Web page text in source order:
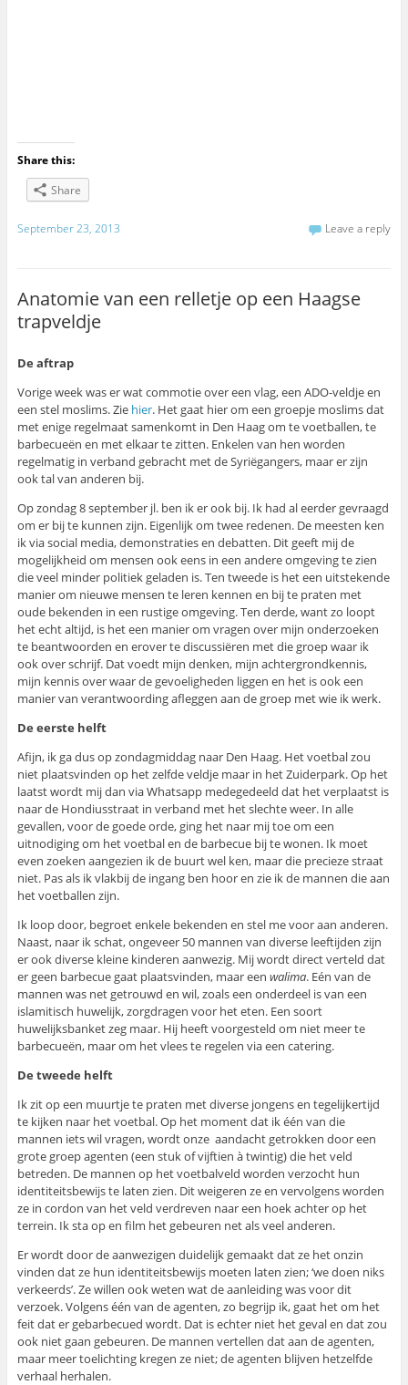
Share this:
Share
September 23, 2013 Leave a reply
Anatomie van een relletje op een Haagse
trapveldje
De aftrap
Vorige week was er wat commotie over een vlag, een ADO-veldje en
een stel moslims. Zie hier. Het gaat hier om een groepje moslims dat
met enige regelmaat samenkomt in Den Haag om te voetballen, te
barbecueën en met elkaar te zitten. Enkelen van hen worden
regelmatig in verband gebracht met de Syriëgangers, maar er zijn
ook tal van anderen bij.
Op zondag 8 september jl. ben ik er ook bij. Ik had al eerder gevraagd
om er bij te kunnen zijn. Eigenlijk om twee redenen. De meesten ken
ik via social media, demonstraties en debatten. Dit geeft mij de
mogelijkheid om mensen ook eens in een andere omgeving te zien
die veel minder politiek geladen is. Ten tweede is het een uitstekende
manier om nieuwe mensen te leren kennen en bij te praten met
oude bekenden in een rustige omgeving. Ten derde, want zo loopt
het echt altijd, is het een manier om vragen over mijn onderzoeken
te beantwoorden en erover te discussiëren met die groep waar ik
ook over schrijf. Dat voedt mijn denken, mijn achtergrondkennis,
mijn kennis over waar de gevoeligheden liggen en het is ook een
manier van verantwoording afleggen aan de groep met wie ik werk.
De eerste helft
Afijn, ik ga dus op zondagmiddag naar Den Haag. Het voetbal zou
niet plaatsvinden op het zelfde veldje maar in het Zuiderpark. Op het
laatst wordt mij dan via Whatsapp medegedeeld dat het verplaatst is
naar de Hondiusstraat in verband met het slechte weer. In alle
gevallen, voor de goede orde, ging het naar mij toe om een
uitnodiging om het voetbal en de barbecue bij te wonen. Ik moet
even zoeken aangezien ik de buurt wel ken, maar die precieze straat
niet. Pas als ik vlakbij de ingang ben hoor en zie ik de mannen die aan
het voetballen zijn.
Ik loop door, begroet enkele bekenden en stel me voor aan anderen.
Naast, naar ik schat, ongeveer 50 mannen van diverse leeftijden zijn
er ook diverse kleine kinderen aanwezig. Mij wordt direct verteld dat
er geen barbecue gaat plaatsvinden, maar een walima. Eén van de
mannen was net getrouwd en wil, zoals een onderdeel is van een
islamitisch huwelijk, zorgdragen voor het eten. Een soort
huwelijksbanket zeg maar. Hij heeft voorgesteld om niet meer te
barbecueën, maar om het vlees te regelen via een catering.
De tweede helft
Ik zit op een muurtje te praten met diverse jongens en tegelijkertijd
te kijken naar het voetbal. Op het moment dat ik één van die
mannen iets wil vragen, wordt onze aandacht getrokken door een
grote groep agenten (een stuk of vijftien à twintig) die het veld
betreden. De mannen op het voetbalveld worden verzocht hun
identiteitsbewijs te laten zien. Dit weigeren ze en vervolgens worden
ze in cordon van het veld verdreven naar een hoek achter op het
terrein. Ik sta op en film het gebeuren net als veel anderen.
Er wordt door de aanwezigen duidelijk gemaakt dat ze het onzin
vinden dat ze hun identiteitsbewijs moeten laten zien; ‘we doen niks
verkeerds’. Ze willen ook weten wat de aanleiding was voor dit
verzoek. Volgens één van de agenten, zo begrijp ik, gaat het om het
feit dat er gebarbecued wordt. Dat is echter niet het geval en dat zou
ook niet gaan gebeuren. De mannen vertellen dat aan de agenten,
maar meer toelichting kregen ze niet; de agenten blijven hetzelfde
verhaal herhalen.